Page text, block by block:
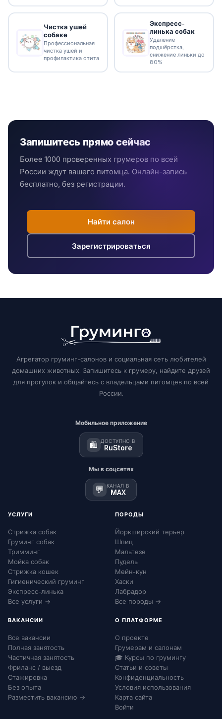
Чистка ушей
собаке
Профессиональная
чистка ушей и
профилактика отита
Экспресс-
линька собак
Удаление
подшёрстка,
снижение линьки до
80%
Запишитесь прямо сейчас
Более 1000 проверенных грумеров по всей
России ждут вашего питомца. Онлайн-запись
бесплатно, без регистрации.
Найти салон
Зарегистрироваться
Агрегатор груминг-салонов и социальная сеть любителей
домашних животных. Запишитесь к грумеру, найдите друзей
для прогулок и общайтесь с владельцами питомцев по всей
России.
Мобильное приложение
🛍️ ДОСТУПНО В
RuStore
Мы в соцсетях
💬 КАНАЛ В
MAX
УСЛУГИ
Стрижка собак
Груминг собак
Тримминг
Мойка собак
Стрижка кошек
Гигиенический груминг
Экспресс-линька
Все услуги →
ПОРОДЫ
Йоркширский терьер
Шпиц
Мальтезе
Пудель
Мейн-кун
Хаски
Лабрадор
Все породы →
ВАКАНСИИ
Все вакансии
Полная занятость
Частичная занятость
Фриланс / выезд
Стажировка
Без опыта
Разместить вакансию →
О ПЛАТФОРМЕ
О проекте
Грумерам и салонам
🎓 Курсы по грумингу
Статьи и советы
Конфиденциальность
Условия использования
Карта сайта
Войти